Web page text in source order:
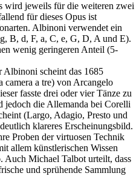
wird jeweils für die weiteren zwei
für dieses Opus ist
Albinoni verwendet ein
B, d, F, a, C, e, G, D, A und E).
wenig geringeren Anteil (5-
scheint das 1685
camera a tre) von Arcangelo
fasste drei oder vier Tänze zu
jedoch die Allemanda bei Corelli
(Largo, Adagio, Presto und
klareres Erscheinungsbild.
Proben der virtuosen Technik
allem künstlerischen Wissen
Auch Michael Talbot urteilt, dass
und sprühende Sammlung